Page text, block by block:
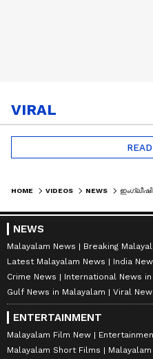
VIRAL
HOME VIDEOS NEWS
NEWS
Malayalam News
Breaking
Latest Malayalam News
India
Crime News
International News in
Gulf News in Malayalam
Viral
ENTERTAINMENT
Malayalam Film New
Malayalam Short Films